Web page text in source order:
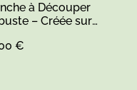
à Découper
– Créée sur
€